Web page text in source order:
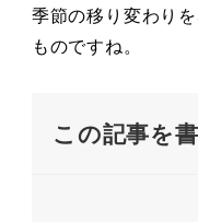
季節の移り変わり
ものですね。
この記事を